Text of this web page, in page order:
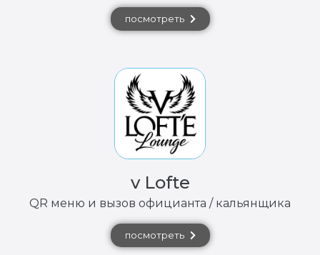
посмотреть
v Lofte
QR меню и вызов официанта / кальянщика
посмотреть